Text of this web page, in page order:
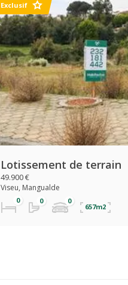
Exclusif
Lotissement de terrain
49.900 €
Viseu, Mangualde
657m2